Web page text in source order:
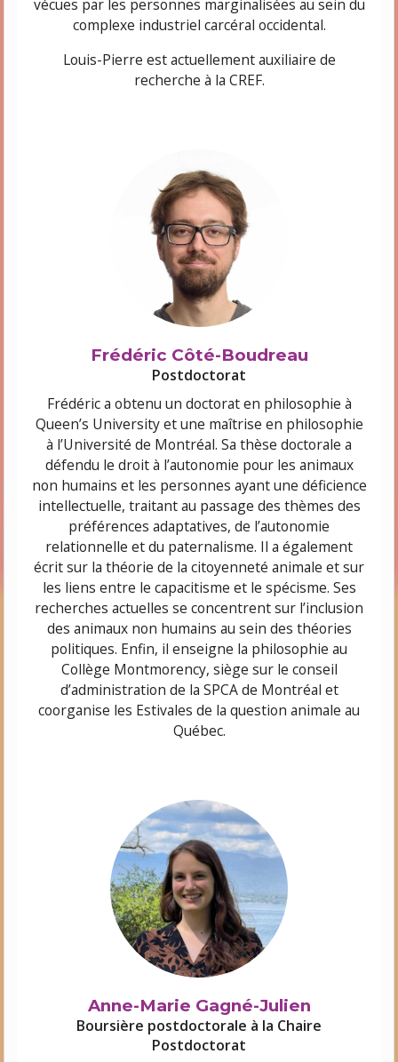
vécues par les personnes marginalisées au sein du
complexe industriel carcéral occidental.
Louis-Pierre est actuellement auxiliaire de
recherche à la CREF.
Frédéric Côté-Boudreau
Postdoctorat
Frédéric a obtenu un doctorat en philosophie à
Queen’s University et une maîtrise en philosophie
à l’Université de Montréal. Sa thèse doctorale a
défendu le droit à l’autonomie pour les animaux
non humains et les personnes ayant une déficience
intellectuelle, traitant au passage des thèmes des
préférences adaptatives, de l’autonomie
relationnelle et du paternalisme. Il a également
écrit sur la théorie de la citoyenneté animale et sur
les liens entre le capacitisme et le spécisme. Ses
recherches actuelles se concentrent sur l’inclusion
des animaux non humains au sein des théories
politiques. Enfin, il enseigne la philosophie au
Collège Montmorency, siège sur le conseil
d’administration de la SPCA de Montréal et
coorganise les Estivales de la question animale au
Québec.
Anne-Marie Gagné-Julien
Boursière postdoctorale à la Chaire
Postdoctorat